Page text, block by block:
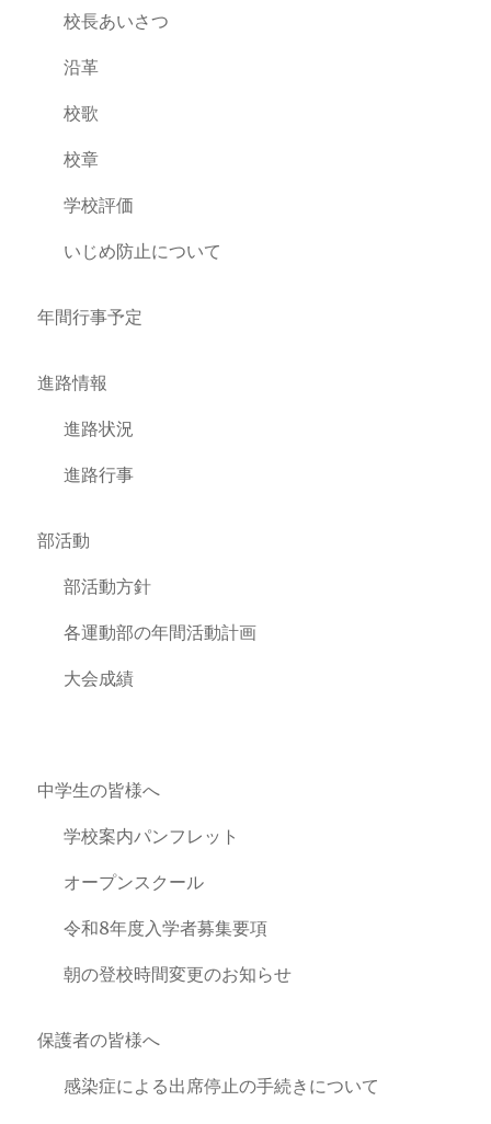
校長あいさつ
沿革
校歌
校章
学校評価
いじめ防止について
年間行事予定
進路情報
進路状況
進路行事
部活動
部活動方針
各運動部の年間活動計画
大会成績
中学生の皆様へ
学校案内パンフレット
オープンスクール
令和8年度入学者募集要項
朝の登校時間変更のお知らせ
保護者の皆様へ
感染症による出席停止の手続きについて